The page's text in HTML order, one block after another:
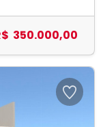
350.000,00